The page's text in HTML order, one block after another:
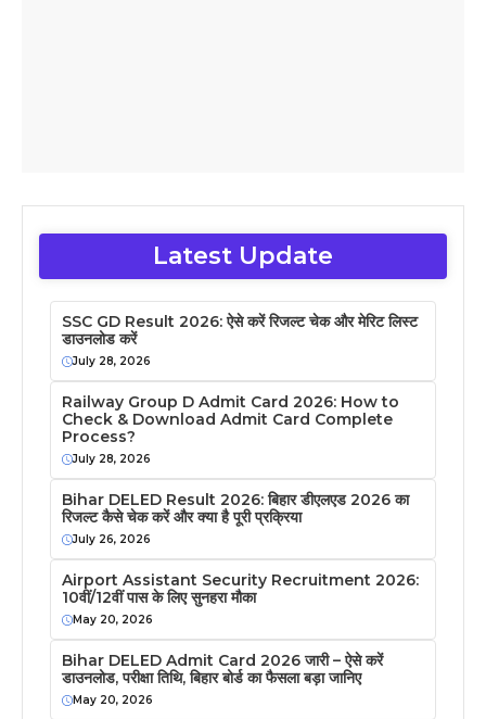
Latest Update
SSC GD Result 2026: ऐसे करें रिजल्ट चेक और मेरिट लिस्ट
डाउनलोड करें
July 28, 2026
Railway Group D Admit Card 2026: How to
Check & Download Admit Card Complete
Process?
July 28, 2026
Bihar DELED Result 2026: बिहार डीएलएड 2026 का
रिजल्ट कैसे चेक करें और क्या है पूरी प्रक्रिया
July 26, 2026
Airport Assistant Security Recruitment 2026:
10वीं/12वीं पास के लिए सुनहरा मौका
May 20, 2026
Bihar DELED Admit Card 2026 जारी – ऐसे करें
डाउनलोड, परीक्षा तिथि, बिहार बोर्ड का फैसला बड़ा जानिए
May 20, 2026